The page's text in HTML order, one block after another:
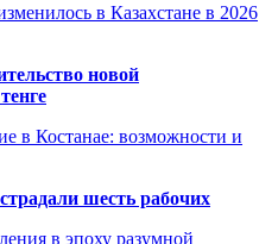
в Казахстане в 2026
новой
в Костанае: возможности и
шесть рабочих
в эпоху разумной